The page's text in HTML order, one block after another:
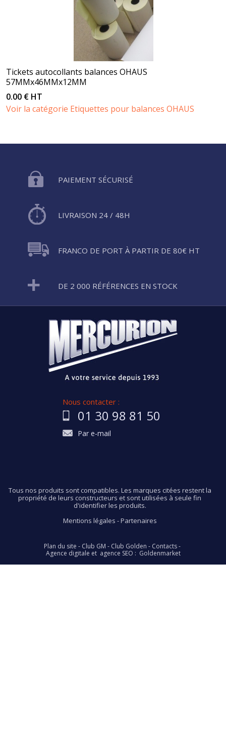
Tickets autocollants balances OHAUS
57MMx46MMx12MM
0.00 € HT
Voir la catégorie Etiquettes pour balances OHAUS
PAIEMENT SÉCURISÉ
LIVRAISON 24 / 48H
FRANCO DE PORT À PARTIR DE 80€ HT
DE 2 000 RÉFÉRENCES EN STOCK
Nous contacter :
01 30 98 81 50
Par e-mail
Tous nos produits sont compatibles. Les marques citées restent la
propriété de leurs constructeurs et sont utilisées à seule fin
d'identifier les produits.
Mentions légales -Partenaires
Plan du site - Club GM - Club Golden - Contacts-
Agence digitale et agence SEO : Goldenmarket